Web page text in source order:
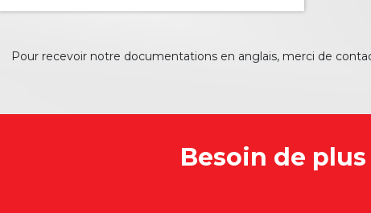
Pour recevoir notre documentations en anglais, merci de
Besoin de